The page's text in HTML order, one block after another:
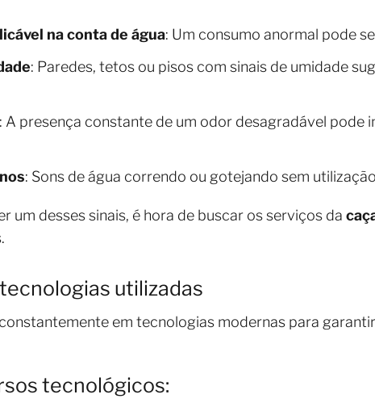
na conta de água: Um consumo anormal pode
: Paredes, tetos ou pisos com sinais de umidade
: A presença constante de um odor desagradável pode
: Sons de água correndo ou gotejando sem
um desses sinais, é hora de buscar os serviços da
utilizadas
em tecnologias modernas para
tecnológicos: